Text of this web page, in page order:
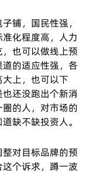
铺，国民性强，
化程度高，人力
也可以做线上预
的适应性强，各
上，也可以下
还没跑出个新消
的人，对市场的
缺不缺投资人。
对目标品牌的预
个诉求，蹲一波